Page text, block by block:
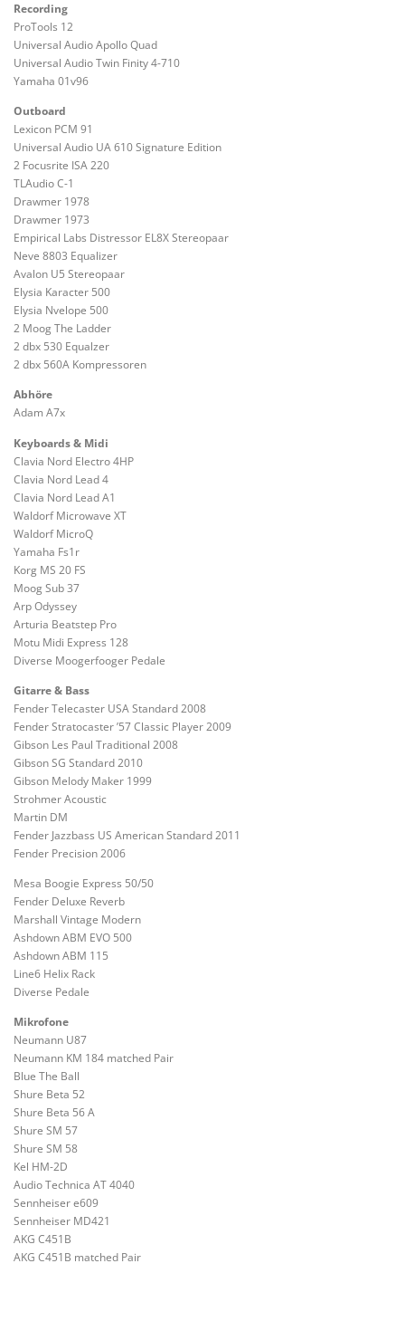
Recording
ProTools 12
Universal Audio Apollo Quad
Universal Audio Twin Finity 4-710
Yamaha 01v96
Outboard
Lexicon PCM 91
Universal Audio UA 610 Signature Edition
2 Focusrite ISA 220
TLAudio C-1
Drawmer 1978
Drawmer 1973
Empirical Labs Distressor EL8X Stereopaar
Neve 8803 Equalizer
Avalon U5 Stereopaar
Elysia Karacter 500
Elysia Nvelope 500
2 Moog The Ladder
2 dbx 530 Equalzer
2 dbx 560A Kompressoren
Abhöre
Adam A7x
Keyboards & Midi
Clavia Nord Electro 4HP
Clavia Nord Lead 4
Clavia Nord Lead A1
Waldorf Microwave XT
Waldorf MicroQ
Yamaha Fs1r
Korg MS 20 FS
Moog Sub 37
Arp Odyssey
Arturia Beatstep Pro
Motu Midi Express 128
Diverse Moogerfooger Pedale
Gitarre & Bass
Fender Telecaster USA Standard 2008
Fender Stratocaster ’57 Classic Player 2009
Gibson Les Paul Traditional 2008
Gibson SG Standard 2010
Gibson Melody Maker 1999
Strohmer Acoustic
Martin DM
Fender Jazzbass US American Standard 2011
Fender Precision 2006
Mesa Boogie Express 50/50
Fender Deluxe Reverb
Marshall Vintage Modern
Ashdown ABM EVO 500
Ashdown ABM 115
Line6 Helix Rack
Diverse Pedale
Mikrofone
Neumann U87
Neumann KM 184 matched Pair
Blue The Ball
Shure Beta 52
Shure Beta 56 A
Shure SM 57
Shure SM 58
Kel HM-2D
Audio Technica AT 4040
Sennheiser e609
Sennheiser MD421
AKG C451B
AKG C451B matched Pair